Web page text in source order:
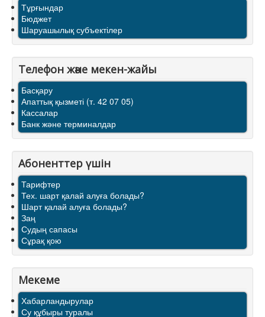
Тұрғындар
Бюджет
Шаруашылық субъектілер
Телефон және мекен-жайы
Басқару
Апаттық қызметі (т. 42 07 05)
Кассалар
Банк және терминалдар
Абоненттер үшін
Тарифтер
Тех. шарт қалай алуға болады?
Шарт қалай алуға болады?
Заң
Судың сапасы
Сұрақ қою
Мекеме
Хабарландырулар
Су құбыры туралы